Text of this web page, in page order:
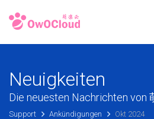
Neuigkeiten
Die neuesten Nachrichten von
Support Ankündigungen Okt 2024